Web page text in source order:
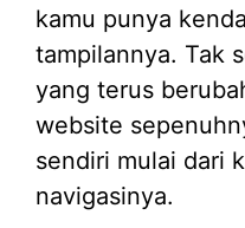
kamu punya
tampilannya. Tak
yang terus
website
sendiri mulai dari
navigasinya.